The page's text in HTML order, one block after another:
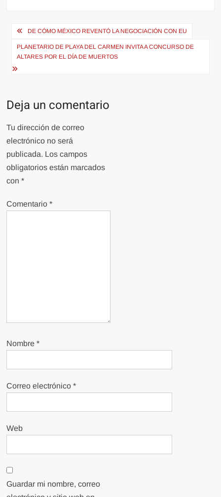
Navegación
de
entradas
DE CÓMO MÉXICO REVENTÓ LA NEGOCIACIÓN CON EU
PLANETARIO DE PLAYA DEL CARMEN INVITA A CONCURSO DE
ALTARES POR EL DÍA DE MUERTOS
Deja un comentario
Tu dirección de correo
electrónico no será
publicada. Los campos
obligatorios están marcados
con*
Comentario*
Nombre*
Correo electrónico*
Web
Guardar mi nombre, correo